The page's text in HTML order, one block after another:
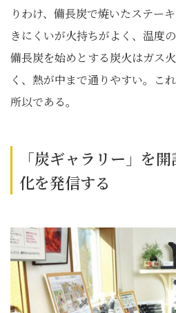
りわけ、備長炭で焼いたステー
きにくいが火持ちがよく、温度
備長炭を始めとする炭火はガス
く、熱が中まで通りやすい。こ
所以である。
「炭ギャラリー」を
化を発信する